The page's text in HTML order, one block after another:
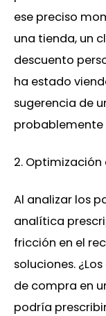
ese preciso
una tienda, un
descuento
ha estado
sugerencia de
probablemente
2. Optimización
Al analizar los
analítica
fricción en el
soluciones.
de compra en
podría